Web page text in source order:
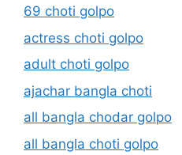
69 choti golpo
actress choti golpo
adult choti golpo
ajachar bangla choti
all bangla chodar golpo
all bangla choti golpo